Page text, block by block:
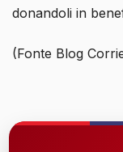
donandoli in
(Fonte Blog